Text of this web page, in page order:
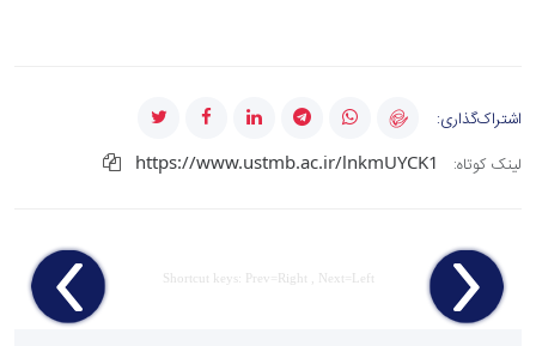
اشتراک‌گذاری:
لینک کوتاه:
https://www.ustmb.ac.ir/lnkmUYCK1
Shortcut keys: Prev=Right , Next=Left